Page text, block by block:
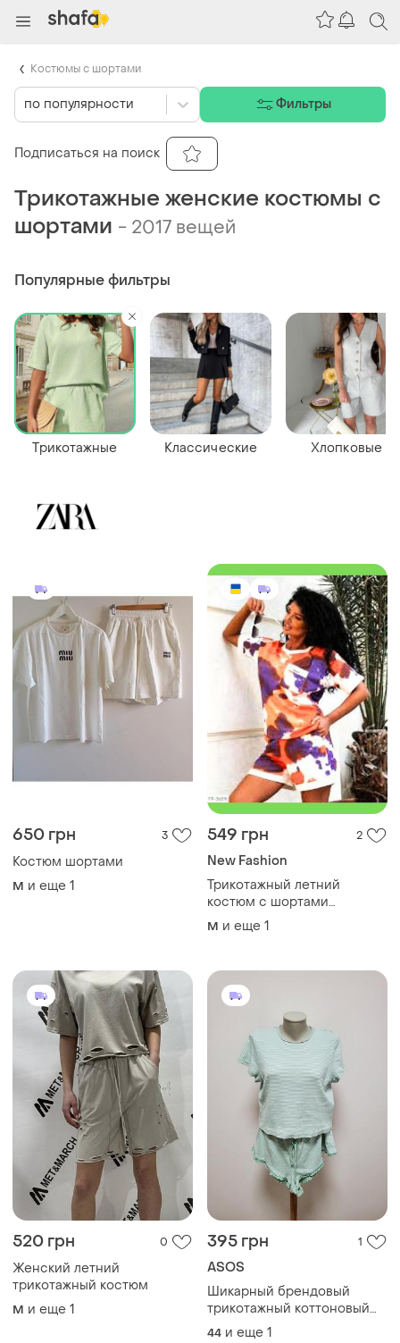
Трикотажные женские костюмы с
шортами - 2017 вещей
650 грн 3
Костюм шортами
M и еще 1
549 грн 2
New Fashion
Трикотажный летний
костюм с шортами
трехнитка тай р. s, м, l new
fashion украинская
M и еще 1
520 грн 0
Женский летний
трикотажный костюм
M и еще 1
395 грн 1
ASOS
Шикарный брендовый
трикотажный коттоновый
костюм с шортами
44 и еще 1
Популярные фильтры
Трикотажные Классические Хлопковые
по популярности Фильтры
Подписаться на поиск
Костюмы с шортами